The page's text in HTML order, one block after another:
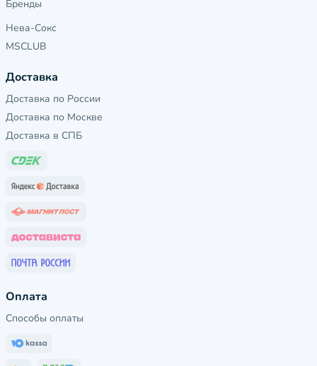
Бренды
Нева-Сокс
MSCLUB
Доставка
Доставка по России
Доставка по Москве
Доставка в СПБ
Оплата
Способы оплаты